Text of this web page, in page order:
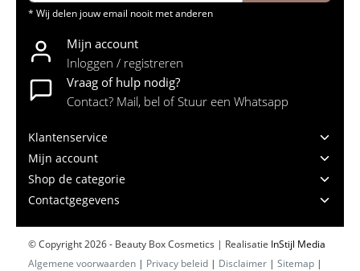
* Wij delen jouw email nooit met anderen
Mijn account
Inloggen / registreren
Vraag of hulp nodig?
Contact? Mail, bel of Stuur een Whatsapp
Klantenservice
Mijn account
Shop de categorie
Contactgegevens
© Copyright 2026 - Beauty Box Cosmetics | Realisatie InStijl Media
Algemene voorwaarden | Privacy beleid | Disclaimer | Sitemap |